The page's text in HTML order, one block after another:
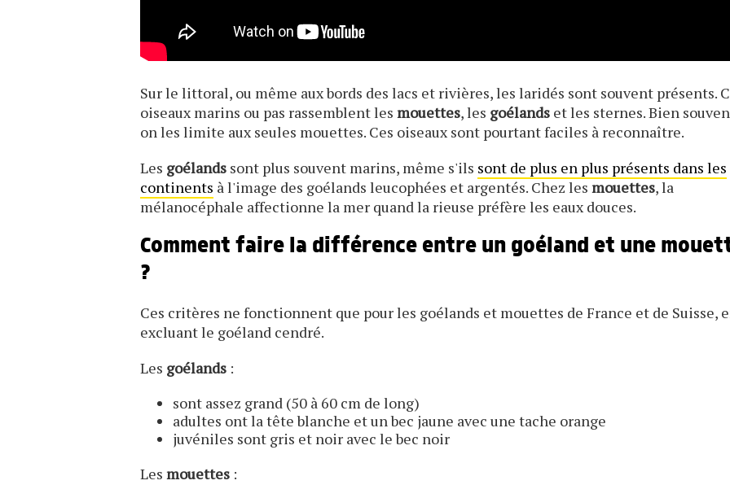
Sur le littoral, ou même aux bords des lacs et rivières, les laridés sont souvent présents.
oiseaux marins ou pas rassemblent lesmouettes, les goélands et les sternes. Bien
on les limite aux seules mouettes. Ces oiseaux sont pourtant faciles à reconnaître.
Les goélands sont plus souvent marins, même s'ils sont de plus en plus présents dans les
continents à l'image des goélands leucophées et argentés. Chez lesmouettes, la
mélanocéphale affectionne la mer quand la rieuse préfère les eaux douces.
Comment faire la différence entre un goéland et une
?
Ces critères ne fonctionnent que pour les goélands et mouettes de France et de Suisse,
excluant le goéland cendré.
Les goélands :
sont assez grand (50 à 60 cm de long)
adultes ont la tête blanche et un bec jaune avec une tache orange
juvéniles sont gris et noir avec le bec noir
Lesmouettes :